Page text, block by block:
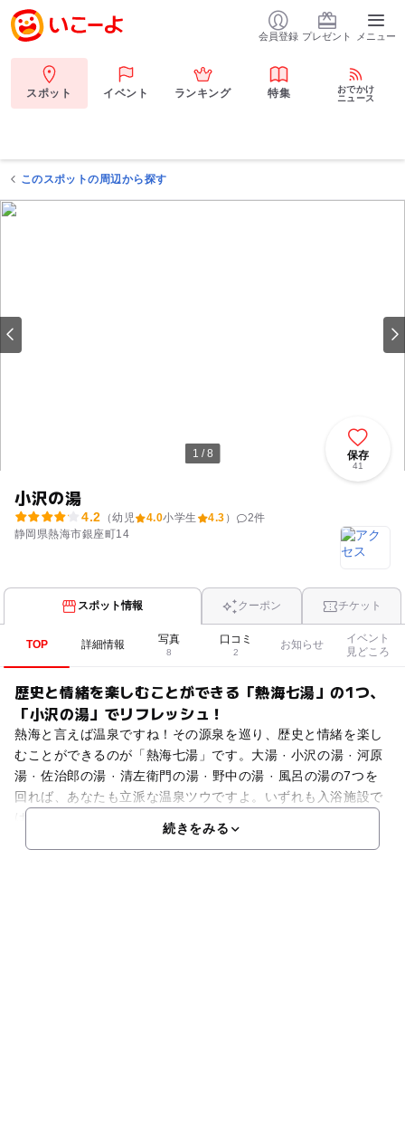
会員登録 プレゼント メニュー
スポット イベント ランキング 特集
おでかけ
ニュース
このスポットの周辺から探す
1 / 8
小沢の湯
4.2 （幼児 4.0小学生 4.3 ） 2件
静岡県熱海市銀座町14
保存
41
スポット情報 クーポン チケット
TOP 詳細情報 写真
8
口コミ
2
お知らせ
イベント
見どころ
歴史と情緒を楽しむことができる「熱海七湯」の1つ、
「小沢の湯」でリフレッシュ！
熱海と言えば温泉ですね！その源泉を巡り、歴史と情緒を楽し
むことができるのが「熱海七湯」です。大湯 · 小沢の湯 · 河原
湯 · 佐治郎の湯 · 清左衛門の湯 · 野中の湯 · 風呂の湯の7つを
回れば、あなたも立派な温泉ツウですよ。いずれも入浴施設で
続きをみる